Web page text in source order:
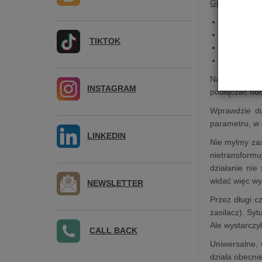
Główne
HYPSOS
Na wyjściu
podłączać
Wprawdzie
parametru, w
Nie mylmy
działanie
widać więc
Przez długi
zasilacz).
Ale
Uniwersalne,
działa
TIKTOK
INSTAGRAM
LINKEDIN
NEWSLETTER
CALL BACK